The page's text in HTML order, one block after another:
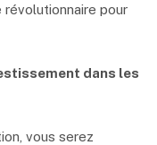
pour
dans les
vous serez